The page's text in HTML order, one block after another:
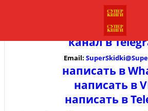
канал в
Email:
написать в
написать в
написать в